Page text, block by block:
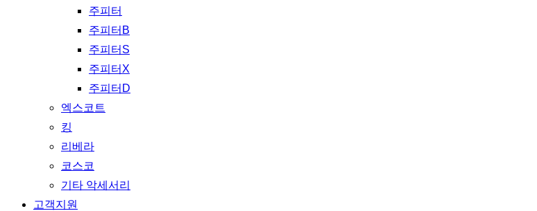
주피터
주피터B
주피터S
주피터X
주피터D
엑스코트
킹
리베라
코스코
기타 악세서리
고객지원